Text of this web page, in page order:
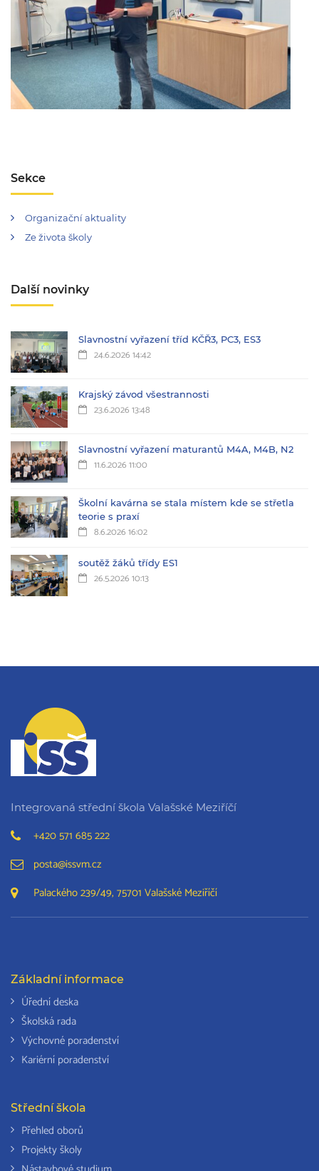
Sekce
Organizační aktuality
Ze života školy
Další novinky
Slavnostní vyřazení tříd KČŘ3, PC3, ES3
24.6.2026 14:42
Krajský závod všestrannosti
23.6.2026 13:48
Slavnostní vyřazení maturantů M4A, M4B, N2
11.6.2026 11:00
Školní kavárna se stala místem kde se střetla
teorie s praxí
8.6.2026 16:02
soutěž žáků třídy ES1
26.5.2026 10:13
Integrovaná střední škola Valašské Meziříčí
+420 571 685 222
posta@issvm.cz
Palackého 239/49, 75701 Valašské Meziříčí
Základní informace
Úřední deska
Školská rada
Výchovné poradenství
Kariérní poradenství
Střední škola
Přehled oborů
Projekty školy